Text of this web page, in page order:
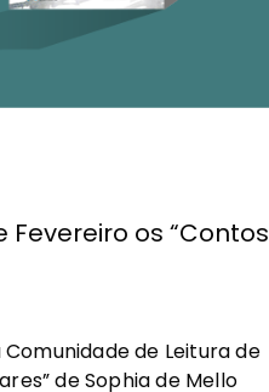
Fevereiro os “Contos
de Leitura de
de Sophia de Mello